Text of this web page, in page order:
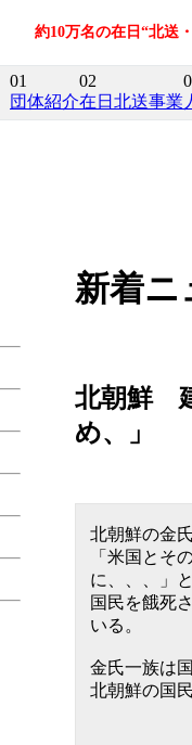
約10万名の在日“北送
01
団体紹介
02
在日北送事業
新着ニ
北朝鮮
め、」
北朝鮮の金
「米国とそ
に、、、」
国民を餓死
いる。
金氏一族は
北朝鮮の国